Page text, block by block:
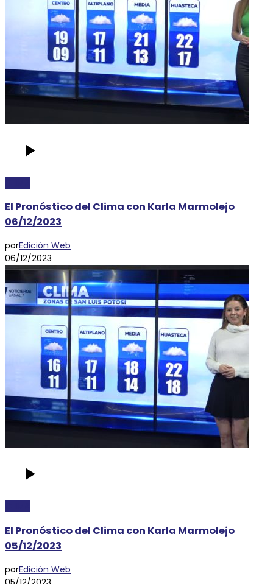
El Pronóstico del Clima con Karla Marmolejo
06/12/2023
porEdición Web
06/12/2023
El Pronóstico del Clima con Karla Marmolejo
05/12/2023
porEdición Web